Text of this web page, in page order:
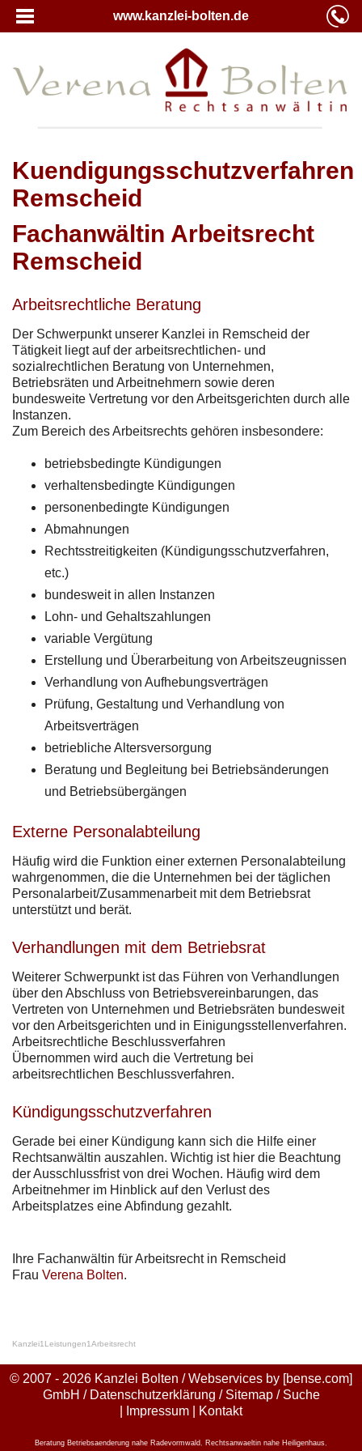
www.kanzlei-bolten.de
Kuendigungsschutzverfahren
Remscheid
Fachanwältin Arbeitsrecht
Remscheid
Arbeitsrechtliche Beratung
Der Schwerpunkt unserer Kanzlei in Remscheid der
Tätigkeit liegt auf der arbeitsrechtlichen- und
sozialrechtlichen Beratung von Unternehmen,
Betriebsräten und Arbeitnehmern sowie deren
bundesweite Vertretung vor den Arbeitsgerichten durch alle
Instanzen.
Zum Bereich des Arbeitsrechts gehören insbesondere:
betriebsbedingte Kündigungen
verhaltensbedingte Kündigungen
personenbedingte Kündigungen
Abmahnungen
Rechtsstreitigkeiten (Kündigungsschutzverfahren,
etc.)
bundesweit in allen Instanzen
Lohn- und Gehaltszahlungen
variable Vergütung
Erstellung und Überarbeitung von Arbeitszeugnissen
Verhandlung von Aufhebungsverträgen
Prüfung, Gestaltung und Verhandlung von
Arbeitsverträgen
betriebliche Altersversorgung
Beratung und Begleitung bei Betriebsänderungen
und Betriebsübergängen
Externe Personalabteilung
Häufig wird die Funktion einer externen Personalabteilung
wahrgenommen, die die Unternehmen bei der täglichen
Personalarbeit/Zusammenarbeit mit dem Betriebsrat
unterstützt und berät.
Verhandlungen mit dem Betriebsrat
Weiterer Schwerpunkt ist das Führen von Verhandlungen
über den Abschluss von Betriebsvereinbarungen, das
Vertreten von Unternehmen und Betriebsräten bundesweit
vor den Arbeitsgerichten und in Einigungsstellenverfahren.
Arbeitsrechtliche Beschlussverfahren
Übernommen wird auch die Vertretung bei
arbeitsrechtlichen Beschlussverfahren.
Kündigungsschutzverfahren
Gerade bei einer Kündigung kann sich die Hilfe einer
Rechtsanwältin auszahlen. Wichtig ist hier die Beachtung
der Ausschlussfrist von drei Wochen. Häufig wird dem
Arbeitnehmer im Hinblick auf den Verlust des
Arbeitsplatzes eine Abfindung gezahlt.
Ihre Fachanwältin für Arbeitsrecht in Remscheid
Frau Verena Bolten.
Kanzlei1 Leistungen1Arbeitsrecht
© 2007 - 2026 Kanzlei Bolten / Webservices by [bense.com]
GmbH / Datenschutzerklärung / Sitemap/ Suche
Impressum Kontakt
Beratung Betriebsaenderung nahe Radevormwald Rechtsanwaeltin nahe Heiligenhaus